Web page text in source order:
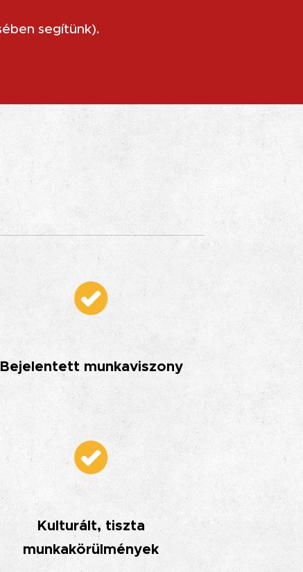
segítünk).
Bejelentett munkaviszony
Kulturált, tiszta
munkakörülmények